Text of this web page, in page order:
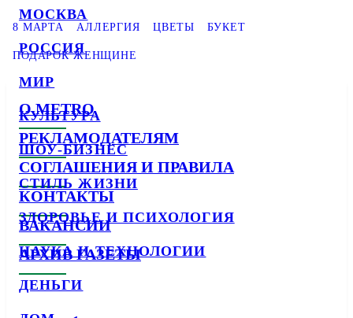
МОСКВА
РОССИЯ
МИР
КУЛЬТУРА
ШОУ-БИЗНЕС
СТИЛЬ ЖИЗНИ
ЗДОРОВЬЕ И ПСИХОЛОГИЯ
НАУКА И ТЕХНОЛОГИИ
ДЕНЬГИ
8 МАРТА АЛЛЕРГИЯ ЦВЕТЫ БУКЕТ
ПОДАРОК ЖЕНЩИНЕ
О METRO
РЕКЛАМОДАТЕЛЯМ
СОГЛАШЕНИЯ И ПРАВИЛА
КОНТАКТЫ
ВАКАНСИИ
АРХИВ ГАЗЕТЫ